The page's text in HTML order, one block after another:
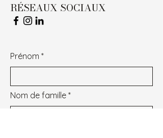
RÉSEAUX SOCIAUX
Prénom
Nom de famille